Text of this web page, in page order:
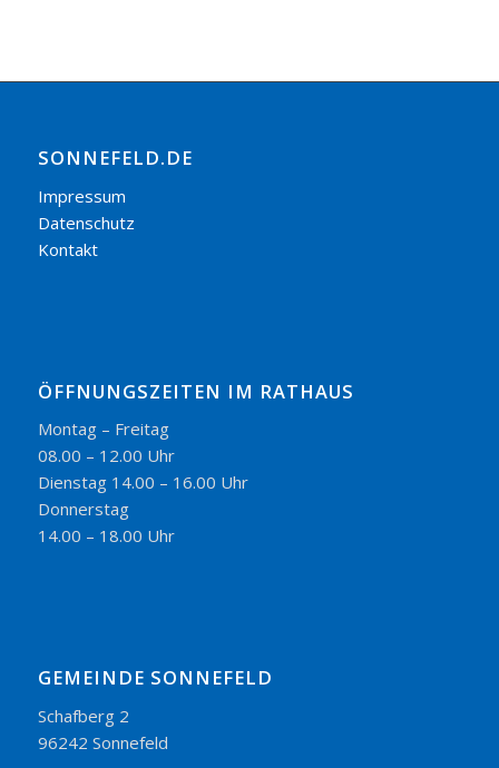
SONNEFELD.DE
Impressum
Datenschutz
Kontakt
ÖFFNUNGSZEITEN IM RATHAUS
Montag – Freitag
08.00 – 12.00 Uhr
Dienstag 14.00 – 16.00 Uhr
Donnerstag
14.00 – 18.00 Uhr
GEMEINDE SONNEFELD
Schafberg 2
96242 Sonnefeld